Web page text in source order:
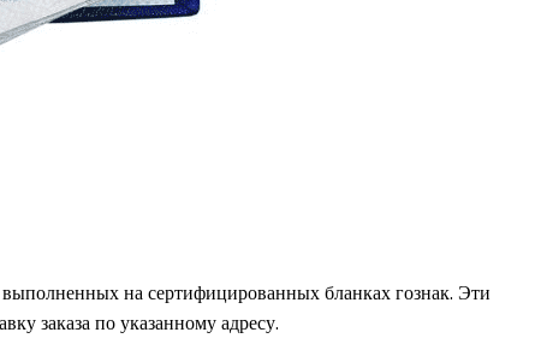
на сертифицированных бланках гознак. Эти
заказа по указанному адресу.